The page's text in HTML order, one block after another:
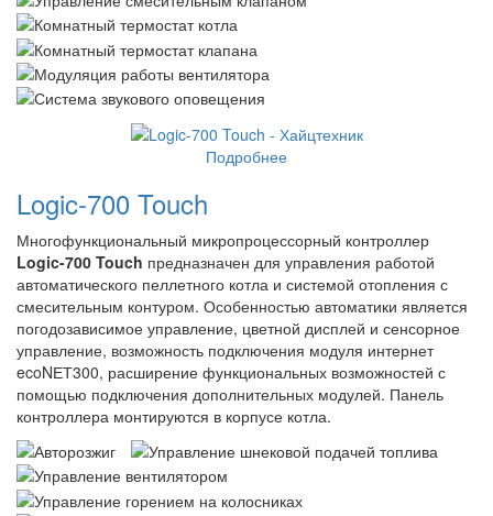
Подробнее
Logic-700 Touch
Многофункциональный микропроцессорный контроллер
Logic-700 Touch предназначен для управления работой
автоматического пеллетного котла и системой отопления с
смесительным контуром. Особенностью автоматики является
погодозависимое управление, цветной дисплей и сенсорное
управление, возможность подключения модуля интернет
ecoNЕТ300, расширение функциональных возможностей с
помощью подключения дополнительных модулей. Панель
контроллера монтируются в корпусе котла.